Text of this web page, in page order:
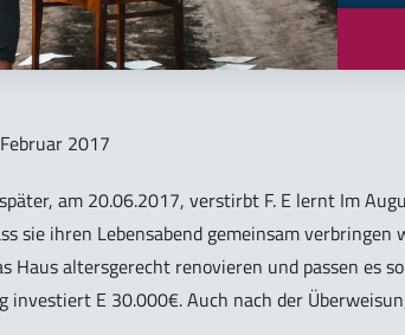
2017
am 20.06.2017, verstirbt F. E lernt Im
sie ihren Lebensabend gemeinsam verbringen
Haus altersgerecht renovieren und passen es
investiert E 30.000€. Auch nach der